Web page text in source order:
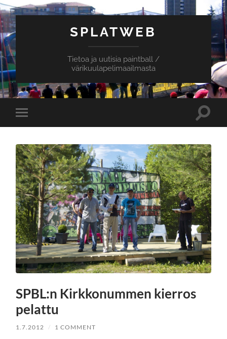
SPLATWEB
Tietoa ja uutisia paintball /
värikuulapelimaailmasta
Toggle
mobile
Toggle
SPBL:n Kirkkonummen kierros
pelattu
1.7.2012 / 1 COMMENT